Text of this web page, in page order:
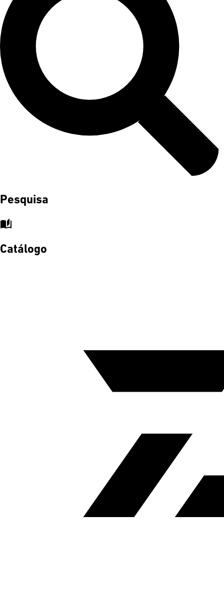
Pesquisa
auto_stories
Catálogo